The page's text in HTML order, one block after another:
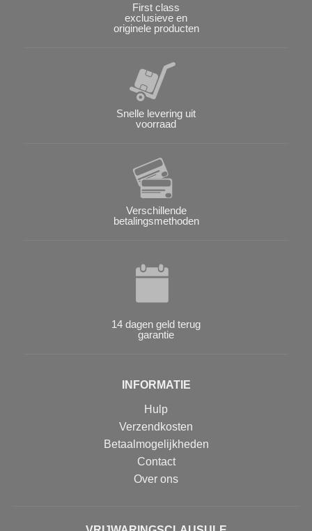
First class
exclusieve en
originele producten
Snelle levering uit
voorraad
Verschillende
betalingsmethoden
14 dagen geld terug
garantie
INFORMATIE
Hulp
Verzendkosten
Betaalmogelijkheden
Contact
Over ons